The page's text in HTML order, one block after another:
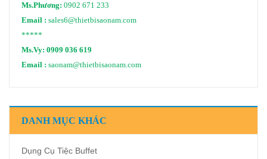
Ms.Phương: 0902 671 233
Email : sales6@thietbisaonam.com
*****
Ms.Vy: 0909 036 619
Email : saonam@thietbisaonam.com
DANH MỤC KHÁC
Dụng Cụ Tiệc Buffet